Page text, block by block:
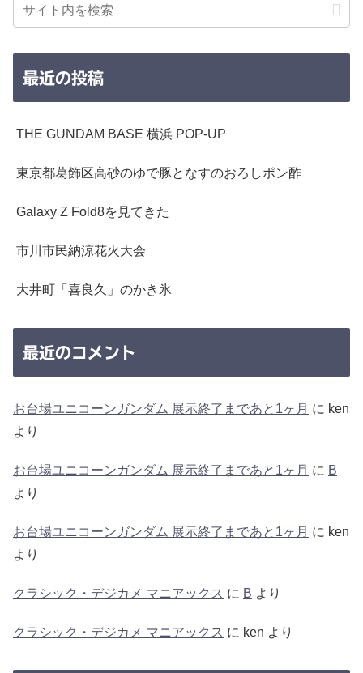
最近の投稿
THE GUNDAM BASE 横浜 POP-UP
東京都葛飾区高砂のゆで豚となすのおろしポン酢
Galaxy Z Fold8を見てきた
市川市民納涼花火大会
大井町「喜良久」のかき氷
最近のコメント
お台場ユニコーンガンダム 展示終了まであと1ヶ月 に ken
より
お台場ユニコーンガンダム 展示終了まであと1ヶ月 に B
より
お台場ユニコーンガンダム 展示終了まであと1ヶ月 に ken
より
クラシック・デジカメ マニアックス に B より
クラシック・デジカメ マニアックス に ken より